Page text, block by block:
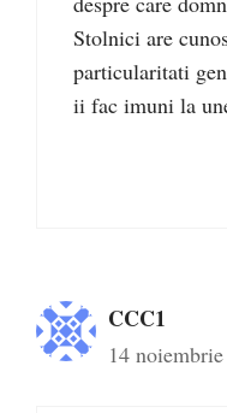
Stolnici are
particularitati
ii fac imuni la
CCC1
14